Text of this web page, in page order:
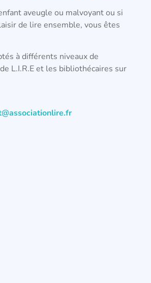
aveugle ou malvoyant ou si
de lire ensemble, vous êtes
à différents niveaux de
L.I.R.E et les bibliothécaires sur